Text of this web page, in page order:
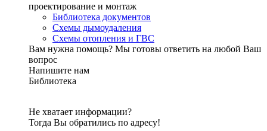
проектирование и монтаж
Библиотека документов
Схемы дымоудаления
Схемы отопления и ГВС
Вам нужна помощь? Мы готовы ответить на любой Ваш
вопрос
Напишите нам
Библиотека
Не хватает информации?
Тогда Вы обратились по адресу!